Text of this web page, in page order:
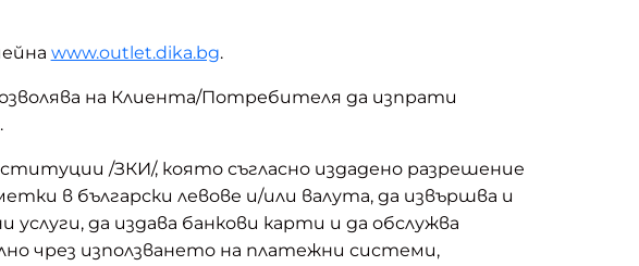
www.outlet.dika.bg.
на Клиента/Потребителя да изпрати
/ЗКИ/, която съгласно издадено разрешение
в български левове и/или валута, да извършва и
да издава банкови карти и да обслужва
чрез използването на платежни системи,